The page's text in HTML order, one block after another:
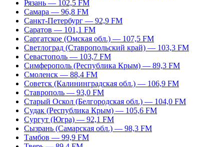
Рязань — 102,5 FM
Самара — 96,8 FM
Санкт-Петербург — 92,9 FM
Саратов — 101,1 FM
Саргатское (Омская обл.) — 107,5 FM
Светлоград (Ставропольский край) — 103,3 FM
Севастополь — 103,7 FM
Симферополь (Республика Крым) — 89,3 FM
Смоленск — 88,4 FM
Советск (Калининградская обл.) — 106,9 FM
Ставрополь — 93,0 FM
Старый Оскол (Белгородская обл.) — 104,0 FM
Судак (Республика Крым) — 105,6 FM
Сургут (Югра) — 92,1 FM
Сызрань (Самарская обл.) — 98,3 FM
Тамбов — 99,9 FM